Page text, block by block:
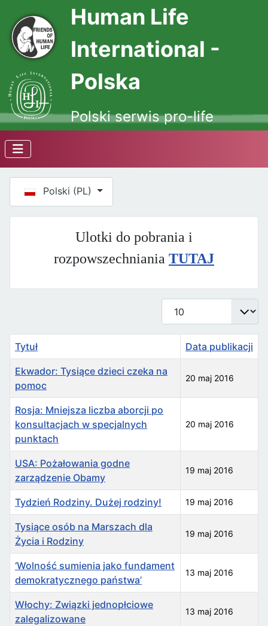
Human Life
International -
Polska
Polski serwis pro-life
Wybierz swój język
Polski (PL)
Ulotki do pobrania i
rozpowszechniania TUTAJ
Pokaż #
Tytuł Data publikacji
Ekwador: Tysiące dzieci czeka na
pomoc
20 maj 2016
Rosja: Mniejsza liczba aborcji po
konsultacjach w specjalnych
punktach
20 maj 2016
USA: Pożałowania godne
zarządzenie Obamy
19 maj 2016
Tydzień Rodziny. Dużej rodziny! 19 maj 2016
Tysiące osób na Marszach dla
Życia i Rodziny
19 maj 2016
‘Wolność sumienia jako fundament
demokratycznego państwa’
13 maj 2016
Włochy: Związki jednopłciowe
zalegalizowane
13 maj 2016